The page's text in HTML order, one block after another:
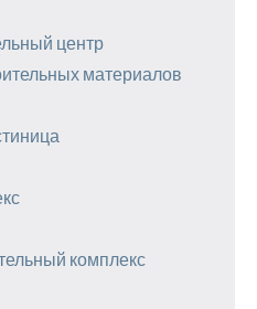
центр
материалов
комплекс